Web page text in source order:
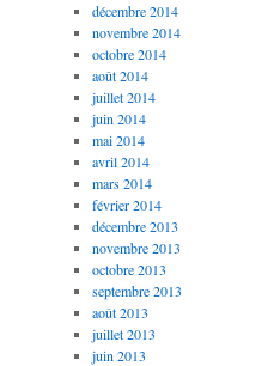
décembre 2014
novembre 2014
octobre 2014
août 2014
juillet 2014
juin 2014
mai 2014
avril 2014
mars 2014
février 2014
décembre 2013
novembre 2013
octobre 2013
septembre 2013
août 2013
juillet 2013
juin 2013